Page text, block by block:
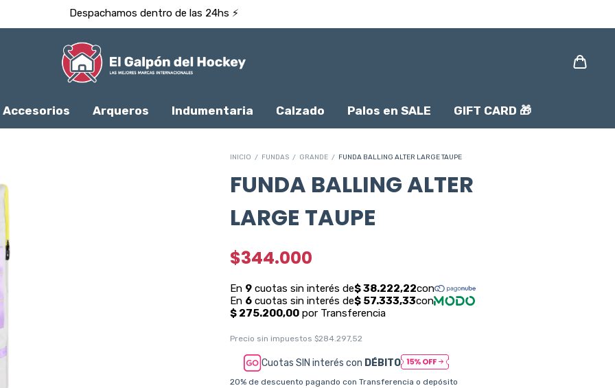
Despachamos dentro de las 24hs ⚡️
Accesorios Arqueros Indumentaria Calzado Palos en SALE GIFT CARD 🎁
INICIO / FUNDAS / GRANDE / FUNDA BALLING ALTER LARGE TAUPE
FUNDA BALLING ALTER
LARGE TAUPE
$344.000
Precio sin impuestos$284.297,52
Cuotas SIN interés con DÉBITO
20% de descuento pagando con Transferencia o depósito